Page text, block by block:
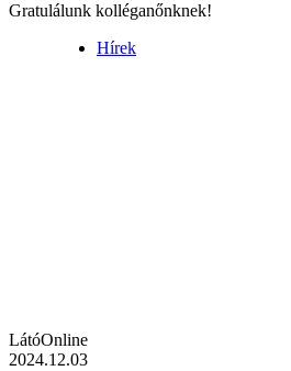
Gratulálunk kolléganőnknek!
Hírek
LátóOnline
2024.12.03